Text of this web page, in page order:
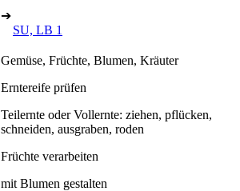
➔
SU, LB 1
Gemüse, Früchte, Blumen, Kräuter
Erntereife prüfen
Teilernte oder Vollernte: ziehen, pflücken,
schneiden, ausgraben, roden
Früchte verarbeiten
mit Blumen gestalten